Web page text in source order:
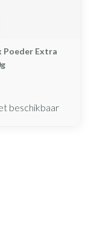
Poeder Extra
beschikbaar